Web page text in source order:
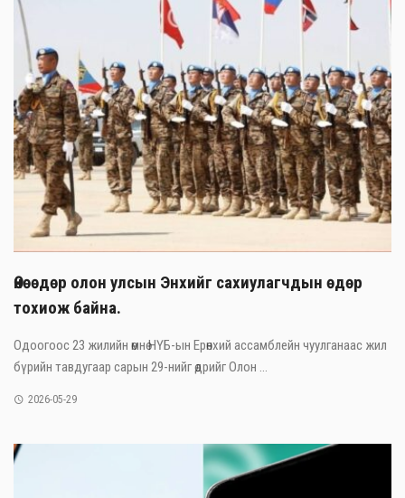
Өнөөдөр олон улсын Энхийг сахиулагчдын өдөр
тохиож байна.
Одоогоос 23 жилийн өмнө НҮБ-ын Ерөнхий ассамблейн чуулганаас жил
бүрийн тавдугаар сарын 29-нийг өдрийг Олон ...
2026-05-29